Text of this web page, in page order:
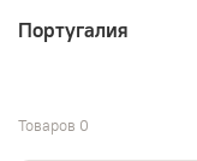
Португалия
Товаров 0